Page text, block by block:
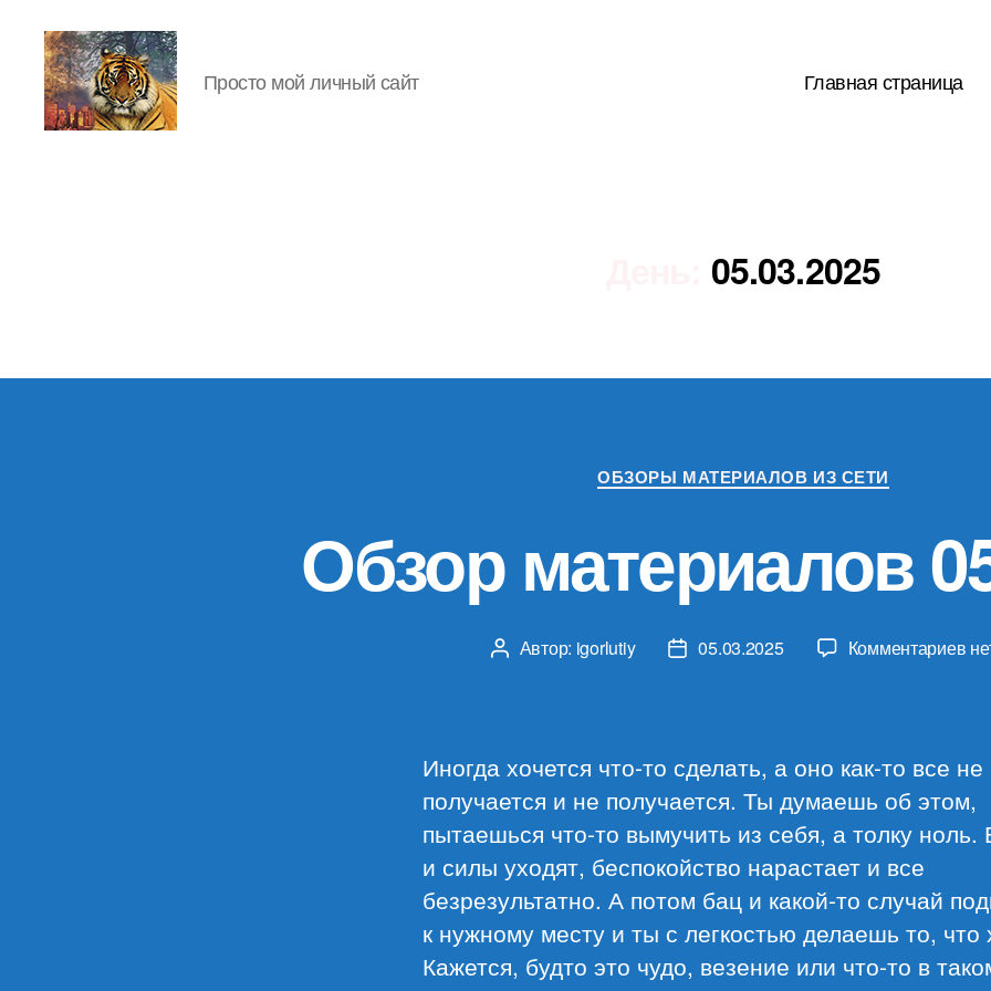
Просто мой личный сайт Главная страница
05.03.2025
Рубрики
ОБЗОРЫ МАТЕРИАЛОВ ИЗ СЕТИ
Обзор материалов
Автор
Автор: igorlutiy
Дата05.03.2025 Комментариевк
Иногда хочется что-то сделать, а оно как-то все не
получается и не получается. Ты думаешь об этом,
пытаешься что-то вымучить из себя, а толку ноль.
и силы уходят, беспокойство нарастает и все
безрезультатно. А потом бац и какой-то случай
к нужному месту и ты с легкостью делаешь то, что
Кажется, будто это чудо, везение или что-то в